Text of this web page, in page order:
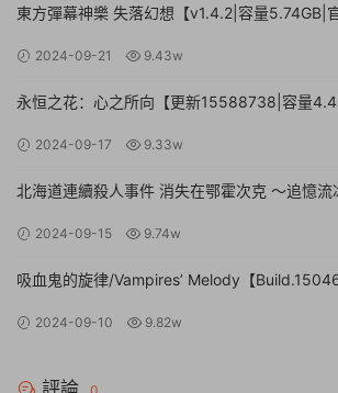
東方彈幕神樂 失落幻想【v1.4.2|容量5.74GB|
2024-09-21 9.43w
永恒之花：心之所向【更新15588738|容量
2024-09-17 9.33w
北海道連續殺人事件 消失在鄂霍次克 ～追憶流
Serial Murder Case The Okhotsk
Ice, Tearful Figurine~
2024-09-15 9.74w
吸血鬼的旋律/Vampires’ Melody【
2024-09-10 9.82w